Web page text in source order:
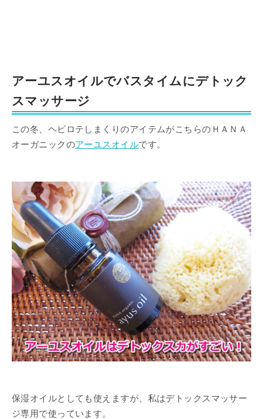
アーユスオイルでバスタイムにデトック
スマッサージ
この冬、ヘビロテしまくりのアイテムがこちらのＨＡＮＡ
オーガニックのアーユスオイルです。
保湿オイルとしても使えますが、私はデトックスマッサー
ジ専用で使っています。